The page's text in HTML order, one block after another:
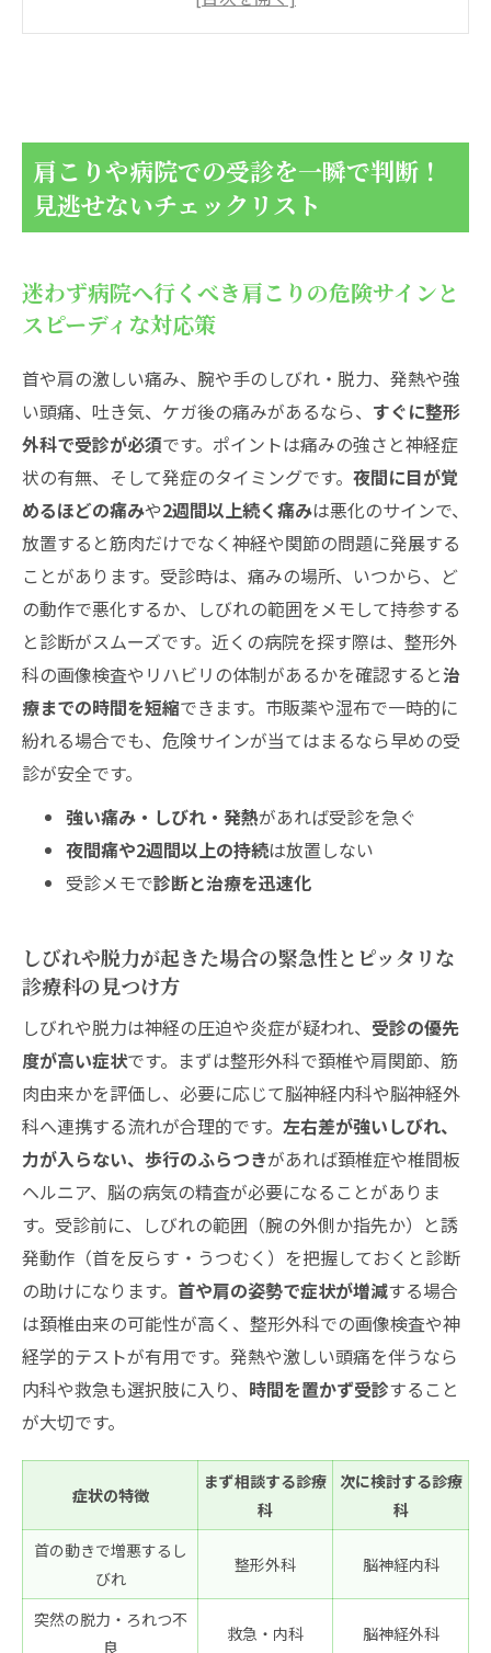
病院へ行かずに自分でケアできる肩こりの
肩こりで整形外科に行く人の特徴と診察・
検査のステップ
整形外科より内科や神経内科で見てもらう
肩こりを病院で治す！最新治療法とあなたに最
適な選び方
肩こりは薬・物理療法・運動療法でここま
で楽に！その効果と注意点
肩こりが手術につながる？病院で見逃せな
い背景疾患のサイン
肩こりを生む原因や悪化のメカニズムを知って
再発ゼロへ！
デスクワークやスマホで肩こりがひどくな
る本当の理由
肩こりの症状はここまで幅広い！タイプ別
の見分けポイント
肩こりを診てもらう病院選びのコツや近くでピ
ッタリの医療機関を探す方法
肩こりで頼れる病院の見つけ方！専門性と
設備のチェックリスト
肩こりに強い病院を「近く」で効率よくリ
サーチ！その流れ
違う？迷わず選ぶための徹底比較
病院でできる肩こりの診断・治療や保険の
適用範囲まるわかり
肩こりで整形外科と整骨院はどちらが自分
向き？見極めのポイント
肩こりを家庭で劇的に楽にするセルフケアや再
発予防のコツ全部
仕事の合間にできる肩こり特効ストレッ
チ！回数ややり方も紹介
毎日の習慣で肩こりと縁を切る！生活の見
直し一発リスト
肩こりで病院初診をスムーズに！受診前に用意
してラクになる準備術
肩こりの症状や今飲んでいる薬はこうまと
肩こりを病院で診てもらう日、持ち物とお
すすめ服装チェック
肩こりと病院にまつわるよくある質問！受診の
迷いを一発解消Q&A
肩こりは病院の何科で診てもらう？保険適
肩こりや病院での受診を一瞬で判断！
見逃せないチェックリスト
迷わず病院へ行くべき肩こりの危険サインと
スピーディな対応策
首や肩の激しい痛み、腕や手のしびれ・脱力、発熱や強
い頭痛、吐き気、ケガ後の痛みがあるなら、 すぐに整形
外科で受診が必須です。ポイントは痛みの強さと神経症
状の有無、そして発症のタイミングです。 夜間に目が覚
めるほどの痛みや2週間以上続く痛みは悪化のサインで、
放置すると筋肉だけでなく神経や関節の問題に発展する
ことがあります。受診時は、痛みの場所、いつから、ど
の動作で悪化するか、しびれの範囲をメモして持参する
と診断がスムーズです。近くの病院を探す際は、整形外
科の画像検査やリハビリの体制があるかを確認すると治
療までの時間を短縮できます。市販薬や湿布で一時的に
紛れる場合でも、危険サインが当てはまるなら早めの受
診が安全です。
強い痛み・しびれ・発熱があれば受診を急ぐ
夜間痛や2週間以上の持続は放置しない
受診メモで診断と治療を迅速化
しびれや脱力が起きた場合の緊急性とピッタリな
診療科の見つけ方
しびれや脱力は神経の圧迫や炎症が疑われ、 受診の優先
度が高い症状です。まずは整形外科で頚椎や肩関節、筋
肉由来かを評価し、必要に応じて脳神経内科や脳神経外
科へ連携する流れが合理的です。 左右差が強いしびれ、
力が入らない、歩行のふらつきがあれば頚椎症や椎間板
ヘルニア、脳の病気の精査が必要になることがありま
す。受診前に、しびれの範囲（腕の外側か指先か）と誘
発動作（首を反らす・うつむく）を把握しておくと診断
の助けになります。 首や肩の姿勢で症状が増減する場合
は頚椎由来の可能性が高く、整形外科での画像検査や神
経学的テストが有用です。発熱や激しい頭痛を伴うなら
内科や救急も選択肢に入り、 時間を置かず受診すること
が大切です。
症状の特徴
まず相談する診療
科
次に検討する診療
科
首の動きで増悪するし
びれ
整形外科 脳神経内科
突然の脱力・ろれつ不
良
救急・内科 脳神経外科